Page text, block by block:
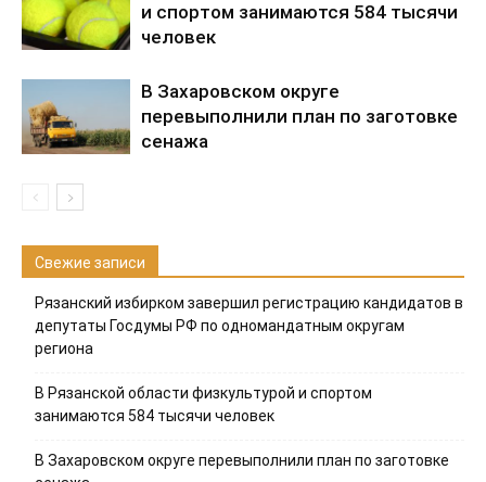
и спортом занимаются 584 тысячи
человек
В Захаровском округе
перевыполнили план по заготовке
сенажа
Свежие записи
Рязанский избирком завершил регистрацию кандидатов в
депутаты Госдумы РФ по одномандатным округам
региона
В Рязанской области физкультурой и спортом
занимаются 584 тысячи человек
В Захаровском округе перевыполнили план по заготовке